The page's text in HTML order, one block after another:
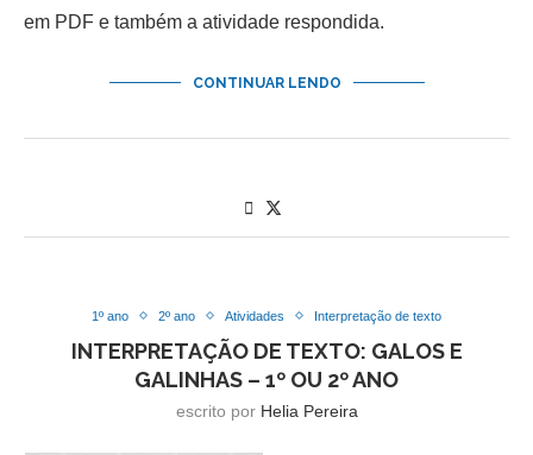
em PDF e também a atividade respondida.
CONTINUAR LENDO
1º ano 2º ano Atividades Interpretação de texto
INTERPRETAÇÃO DE TEXTO: GALOS E
GALINHAS – 1º OU 2º ANO
escrito por Helia Pereira